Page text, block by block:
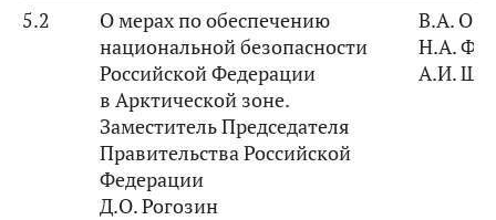
5.2
О мерах по обеспечению
национальной безопасности
Российской Федерации
в Арктической зоне.
Заместитель Председателя
Правительства Российской
Федерации
Д.О. Рогозин
В.А.
Н.А.
А.И.